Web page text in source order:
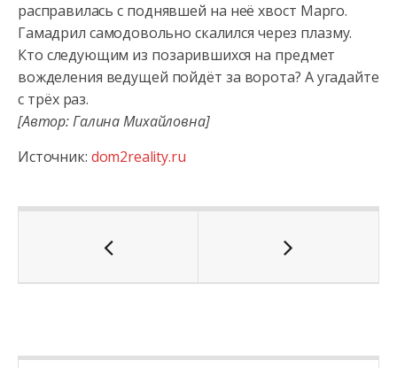
расправилась с поднявшей на неё хвост Марго.
Гамадрил самодовольно скалился через плазму.
Кто следующим из позарившихся на предмет
вожделения ведущей пойдёт за ворота? А угадайте
с трёх раз.
[Автор: Галина Михайловна]
Источник: dom2reality.ru